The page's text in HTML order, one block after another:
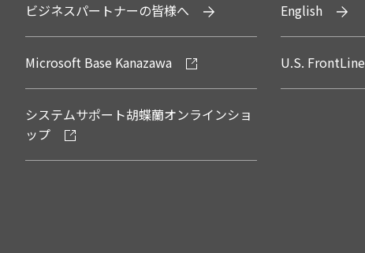
ビジネスパートナーの皆様へ
Microsoft Base Kanazawa
システムサポート胡蝶蘭オンラインショ
ップ
English
U.S. FrontLine